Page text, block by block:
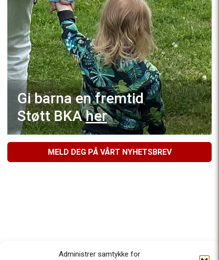
Administrer samtykke for
Gi barna en fremtid
Støtt BKAher
MELD DEG PÅ VÅRT NYHETSBREV